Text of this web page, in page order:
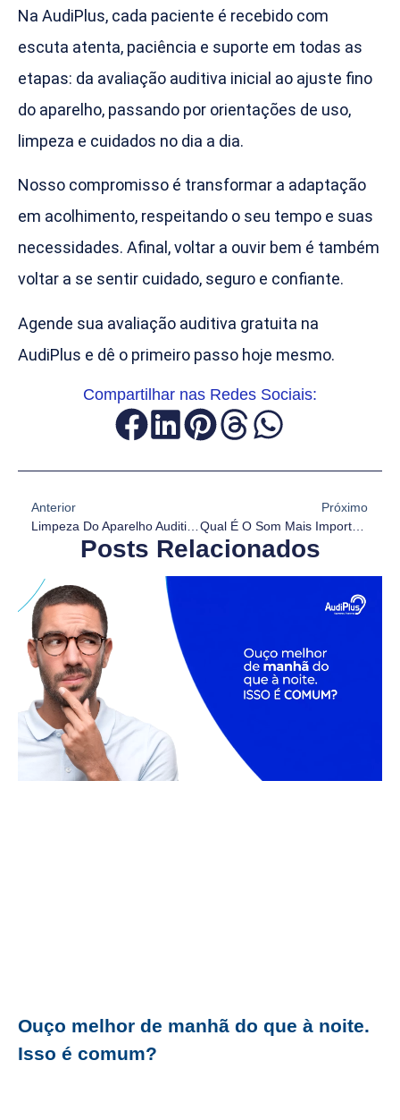
Na AudiPlus, cada paciente é recebido com
escuta atenta, paciência e suporte em todas as
etapas: da avaliação auditiva inicial ao ajuste fino
do aparelho, passando por orientações de uso,
limpeza e cuidados no dia a dia.
Nosso compromisso é transformar a adaptação
em acolhimento, respeitando o seu tempo e suas
necessidades. Afinal, voltar a ouvir bem é também
voltar a se sentir cuidado, seguro e confiante.
Agende sua avaliação auditiva gratuita na
AudiPlus e dê o primeiro passo hoje mesmo.
Compartilhar nas Redes Sociais:
Anterior
Próximo
Qual É O Som Mais Importante Da Sua Vida?
Posts Relacionados
Ouço melhor de manhã do que à noite.
Isso é comum?